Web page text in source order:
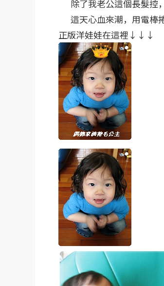
除了我老公這個長髮控
這天心血來潮，用電棒
正版洋娃娃在這裡↓↓↓